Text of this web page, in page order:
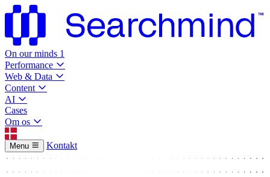
On our minds 1
Performance
Web & Data
Content
AI
Cases
Om os
Menu Kontakt